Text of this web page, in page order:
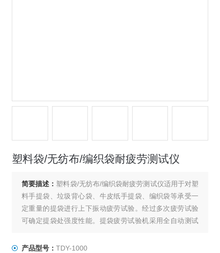
塑料袋/无纺布/编织袋耐疲劳测试仪
简要描述： 塑料袋/无纺布/编织袋耐疲劳测试仪适用于对塑
料手提袋、垃圾背心袋、牛皮纸手提袋、编织袋等承受一
定重量的提袋进行上下振动疲劳试验。经过多次疲劳试验
可确定提袋处强度性能。提袋疲劳试验机采用全自动测试
成实验过程并结束测试。
产品型号： TDY-1000